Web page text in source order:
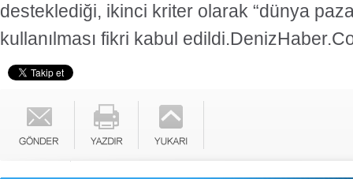
desteklediği, ikinci kriter olarak “dünya
kullanılması fikri kabul